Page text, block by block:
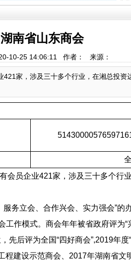
湖南省山东商会
10-25 14:06:11 作者： 来源：
家，涉及三十多个行业，在湘总投
会员企业421家，涉及三十多个行
务立会、合作兴会、实力强会”的
工作模式。商会年年被省政府评为“
先后评为全国“四好商会”,2019年度
程建设示范商会、 2017年湖南省文